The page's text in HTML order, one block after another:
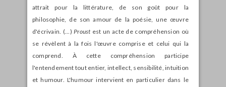
attrait pour la littérature, de son goût pour la
philosophie, de son amour de la poésie, une œuvre
d'écrivain. (...) Proust est un acte de compréhension où
se révèlent à la fois l'œuvre comprise et celui qui la
comprend. À cette compréhension participe
l'entendement tout entier, intellect, sensibilité, intuition
et humour. L'humour intervient en particulier dans le